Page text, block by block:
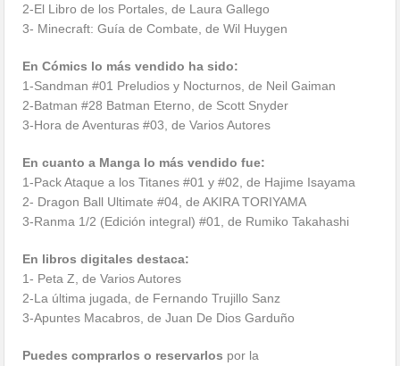
2-El Libro de los Portales, de Laura Gallego
3- Minecraft: Guía de Combate, de Wil Huygen
En Cómics lo más vendido ha sido:
1-Sandman #01 Preludios y Nocturnos, de Neil Gaiman
2-Batman #28 Batman Eterno, de Scott Snyder
3-Hora de Aventuras #03, de Varios Autores
En cuanto a Manga lo más vendido fue:
1-Pack Ataque a los Titanes #01 y #02, de Hajime Isayama
2- Dragon Ball Ultimate #04, de AKIRA TORIYAMA
3-Ranma 1/2 (Edición integral) #01, de Rumiko Takahashi
En libros digitales destaca:
1- Peta Z, de Varios Autores
2-La última jugada, de Fernando Trujillo Sanz
3-Apuntes Macabros, de Juan De Dios Garduño
Puedes comprarlos o reservarlos por la